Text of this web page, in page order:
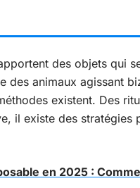
des objets qui
des animaux agissant
existent. Des
il existe des
en 2025 :